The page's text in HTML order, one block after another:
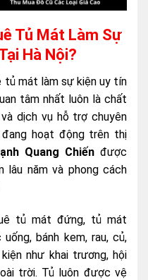
Tủ Mát Làm Sự
Hà Nội?
mát làm sự kiện uy tín
tâm nhất luôn là chất
dịch vụ hỗ trợ chuyên
hoạt động trên thị
Quang Chiến được
lâu năm và phong cách
tủ mát đứng, tủ mát
bánh kem, rau, củ,
như khai trương, hội
trời. Tủ luôn được vệ